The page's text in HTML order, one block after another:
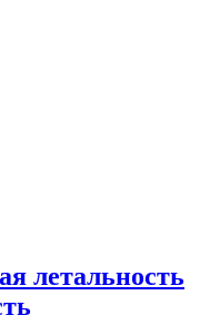
летальность